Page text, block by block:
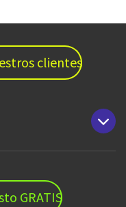
clientes
GRATIS